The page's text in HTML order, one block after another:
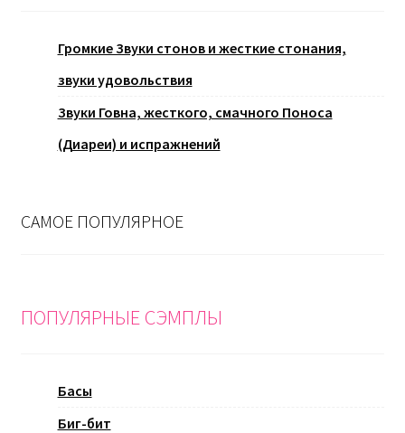
Громкие Звуки стонов и жесткие стонания,
звуки удовольствия
Звуки Говна, жесткого, смачного Поноса
(Диареи) и испражнений
САМОЕ ПОПУЛЯРНОЕ
ПОПУЛЯРНЫЕ СЭМПЛЫ
Басы
Биг-бит